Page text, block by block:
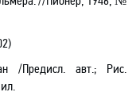
/Предисл. авт.; Рис.